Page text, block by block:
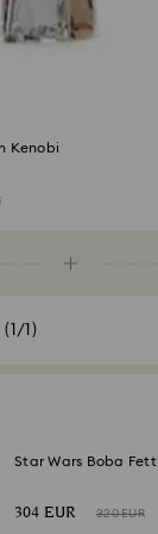
erfolgt.
Kenobi
(1/1)
Star Wars Boba Fett
304 EUR 320 EUR